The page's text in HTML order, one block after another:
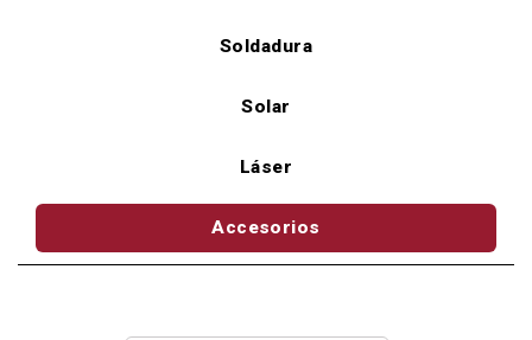
Soldadura
Solar
Láser
Accesorios